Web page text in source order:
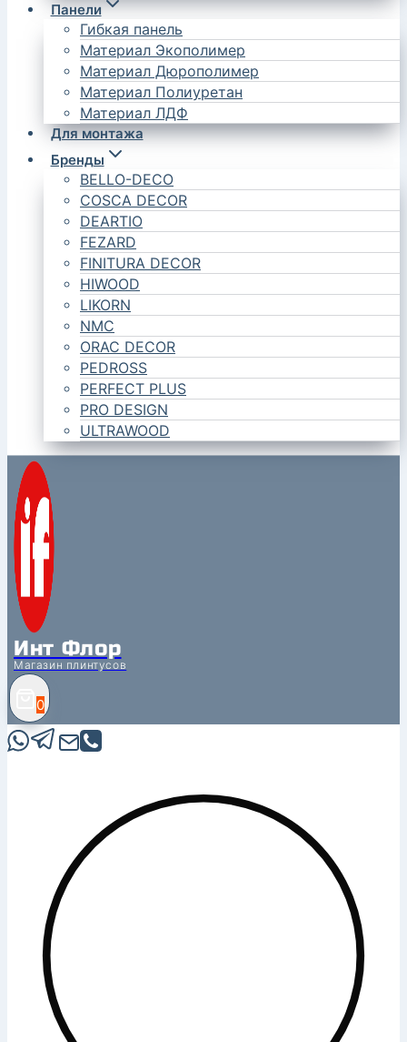
Панели
Гибкая панель
Материал Экополимер
Материал Дюрополимер
Материал Полиуретан
Материал ЛДФ
Для монтажа
Бренды
BELLO-DECO
COSCA DECOR
DEARTIO
FEZARD
FINITURA DECOR
HIWOOD
LIKORN
NMC
ORAC DECOR
PEDROSS
PERFECT PLUS
PRO DESIGN
ULTRAWOOD
Инт Флор
Магазин плинтусов
0